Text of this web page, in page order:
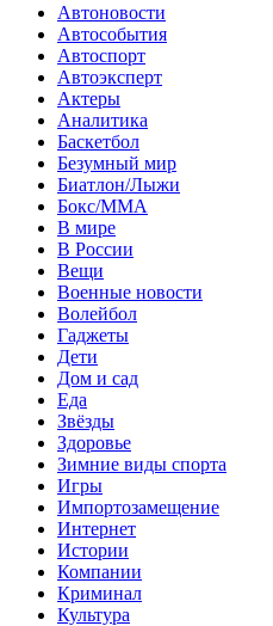
Автоновости
Автособытия
Автоспорт
Автоэксперт
Актеры
Аналитика
Баскетбол
Безумный мир
Биатлон/Лыжи
Бокс/MMA
В мире
В России
Вещи
Военные новости
Волейбол
Гаджеты
Дети
Дом и сад
Еда
Звёзды
Здоровье
Зимние виды спорта
Игры
Импортозамещение
Интернет
Истории
Компании
Криминал
Культура